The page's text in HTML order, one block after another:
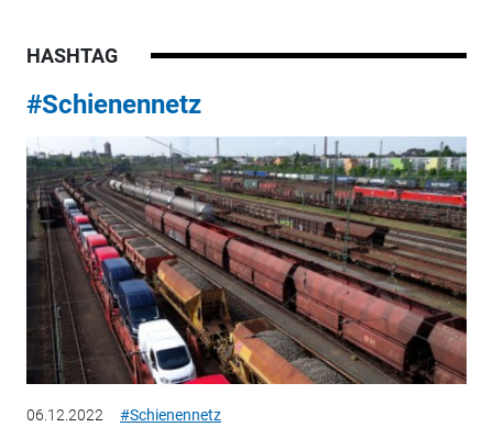
HASHTAG
#Schienennetz
06.12.2022 #Schienennetz